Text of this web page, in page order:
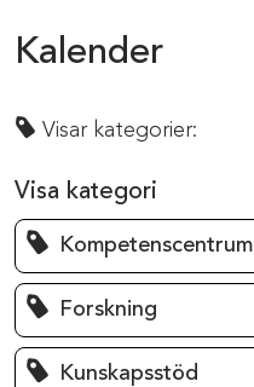
Kalender
Visar kategorier:
Visa kategori
Kompetenscentrum
Forskning
Kunskapsstöd